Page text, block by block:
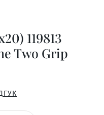
119813
Two Grip